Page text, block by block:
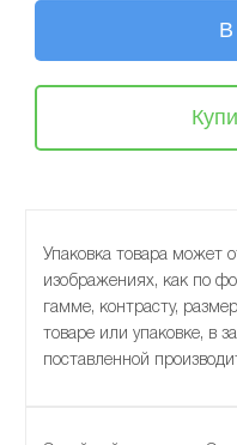
В
Упаковка товара может
изображениях, как по
гамме, контрасту,
товаре или упаковке, в
поставленной